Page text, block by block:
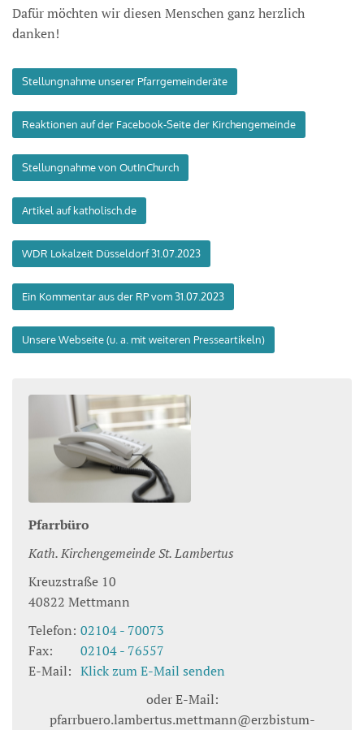
Dafür möchten wir diesen Menschen ganz herzlich
danken!
Stellungnahme unserer Pfarrgemeinderäte
Reaktionen auf der Facebook-Seite der Kirchengemeinde
Stellungnahme von OutInChurch
Artikel auf katholisch.de
WDR Lokalzeit Düsseldorf 31.07.2023
Ein Kommentar aus der RP vom 31.07.2023
Unsere Webseite (u. a. mit weiteren Presseartikeln)
Pfarrbüro
Kath. Kirchengemeinde St. Lambertus
Kreuzstraße 10
40822 Mettmann
Telefon: 02104 - 70073
Fax:
02104 - 76557
E-Mail: Klick zum E-Mail senden
oder E-Mail:
pfarrbuero.lambertus.mettmann@erzbistum-